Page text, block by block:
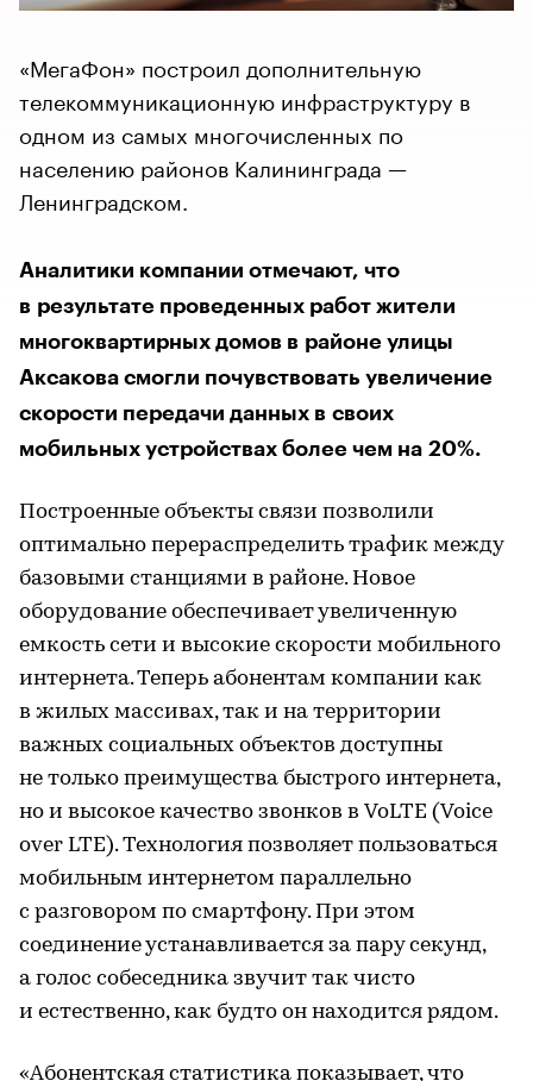
«МегаФон» построил дополнительную
телекоммуникационную инфраструктуру в
одном из самых многочисленных по
населению районов Калининграда —
Ленинградском.
Аналитики компании отмечают, что
в результате проведенных работ жители
многоквартирных домов в районе улицы
Аксакова смогли почувствовать увеличение
скорости передачи данных в своих
мобильных устройствах более чем на 20%.
Построенные объекты связи позволили
оптимально перераспределить трафик между
базовыми станциями в районе. Новое
оборудование обеспечивает увеличенную
емкость сети и высокие скорости мобильного
интернета. Теперь абонентам компании как
в жилых массивах, так и на территории
важных социальных объектов доступны
не только преимущества быстрого интернета,
но и высокое качество звонков в VoLTE (Voice
over LTE). Технология позволяет пользоваться
мобильным интернетом параллельно
с разговором по смартфону. При этом
соединение устанавливается за пару секунд,
а голос собеседника звучит так чисто
и естественно, как будто он находится рядом.
«Абонентская статистика показывает, что